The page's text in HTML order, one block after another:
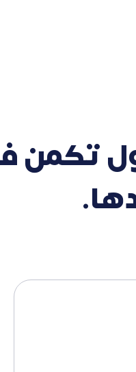
تكمن